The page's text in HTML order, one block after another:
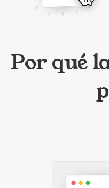
Por qué